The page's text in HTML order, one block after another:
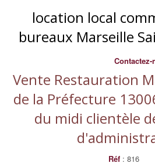
location local
bureaux Marseille
Contactez-
Vente Restauration
de la Préfecture
du midi clientèle
Réf : 816